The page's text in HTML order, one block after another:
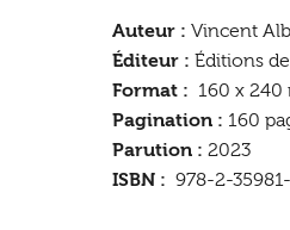
Auteur : Vincent
Éditeur : Éditions
Format : 160 x 240
Pagination : 160
Parution : 2023
ISBN : 978-2-